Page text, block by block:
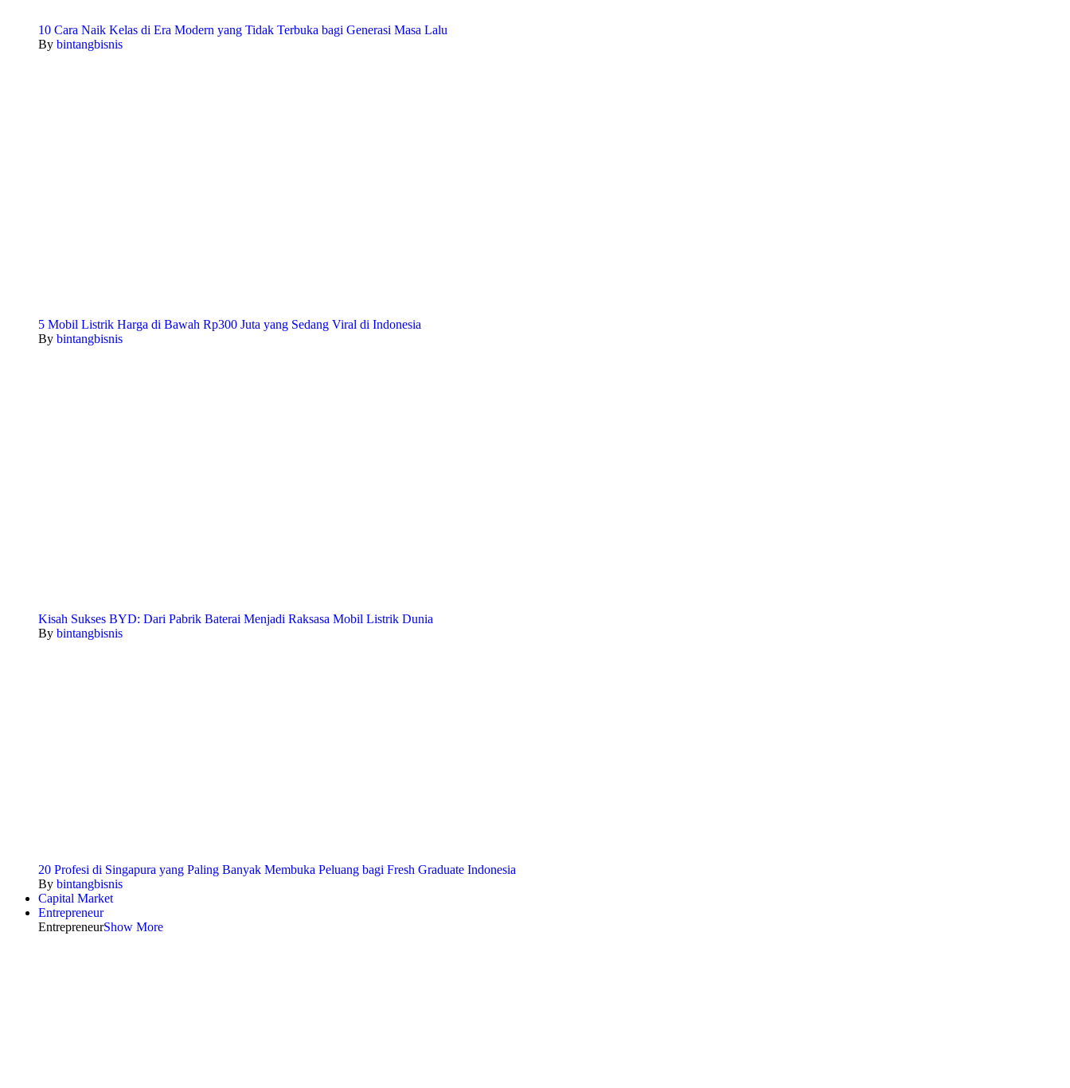
10 Cara Naik Kelas di Era Modern yang Tidak Terbuka bagi Generasi Masa Lalu
By bintangbisnis
5 Mobil Listrik Harga di Bawah Rp300 Juta yang Sedang Viral di Indonesia
By bintangbisnis
Kisah Sukses BYD: Dari Pabrik Baterai Menjadi Raksasa Mobil Listrik Dunia
By bintangbisnis
20 Profesi di Singapura yang Paling Banyak Membuka Peluang bagi Fresh Graduate Indonesia
By bintangbisnis
Capital Market
Entrepreneur
EntrepreneurShow More